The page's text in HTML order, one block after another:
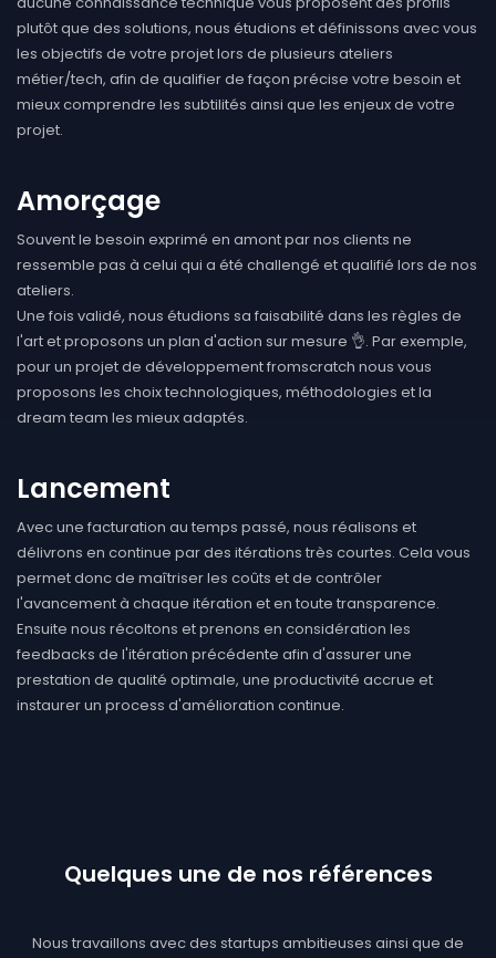
plutôt que des solutions, nous étudions et définissons avec vous
les objectifs de votre projet lors de plusieurs ateliers
métier/tech, afin de qualifier de façon précise votre besoin et
mieux comprendre les subtilités ainsi que les enjeux de votre
projet.
Amorçage
Souvent le besoin exprimé en amont par nos clients ne
ressemble pas à celui qui a été challengé et qualifié lors de nos
ateliers.
Une fois validé, nous étudions sa faisabilité dans les règles de
l'art et proposons un plan d'action sur mesure 👌. Par exemple,
pour un projet de développement fromscratch nous vous
proposons les choix technologiques, méthodologies et la
dream team les mieux adaptés.
Lancement
Avec une facturation au temps passé, nous réalisons et
délivrons en continue par des itérations très courtes. Cela vous
permet donc de maîtriser les coûts et de contrôler
l'avancement à chaque itération et en toute transparence.
Ensuite nous récoltons et prenons en considération les
feedbacks de l'itération précédente afin d'assurer une
prestation de qualité optimale, une productivité accrue et
instaurer un process d'amélioration continue.
Quelques une de nos références
Nous travaillons avec des startups ambitieuses ainsi que de